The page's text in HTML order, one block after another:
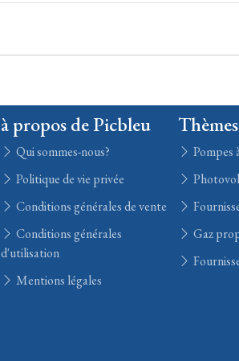
à propos de Picbleu
Qui sommes-nous?
Politique de vie privée
Conditions générales de vente
Conditions générales
d'utilisation
Mentions légales
Pompes
Gaz